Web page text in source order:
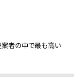
者の中で最も高い